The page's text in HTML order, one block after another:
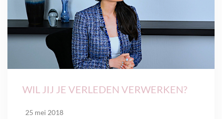
WIL JIJ JE VERLEDEN VERWERKEN?
25 mei 2018